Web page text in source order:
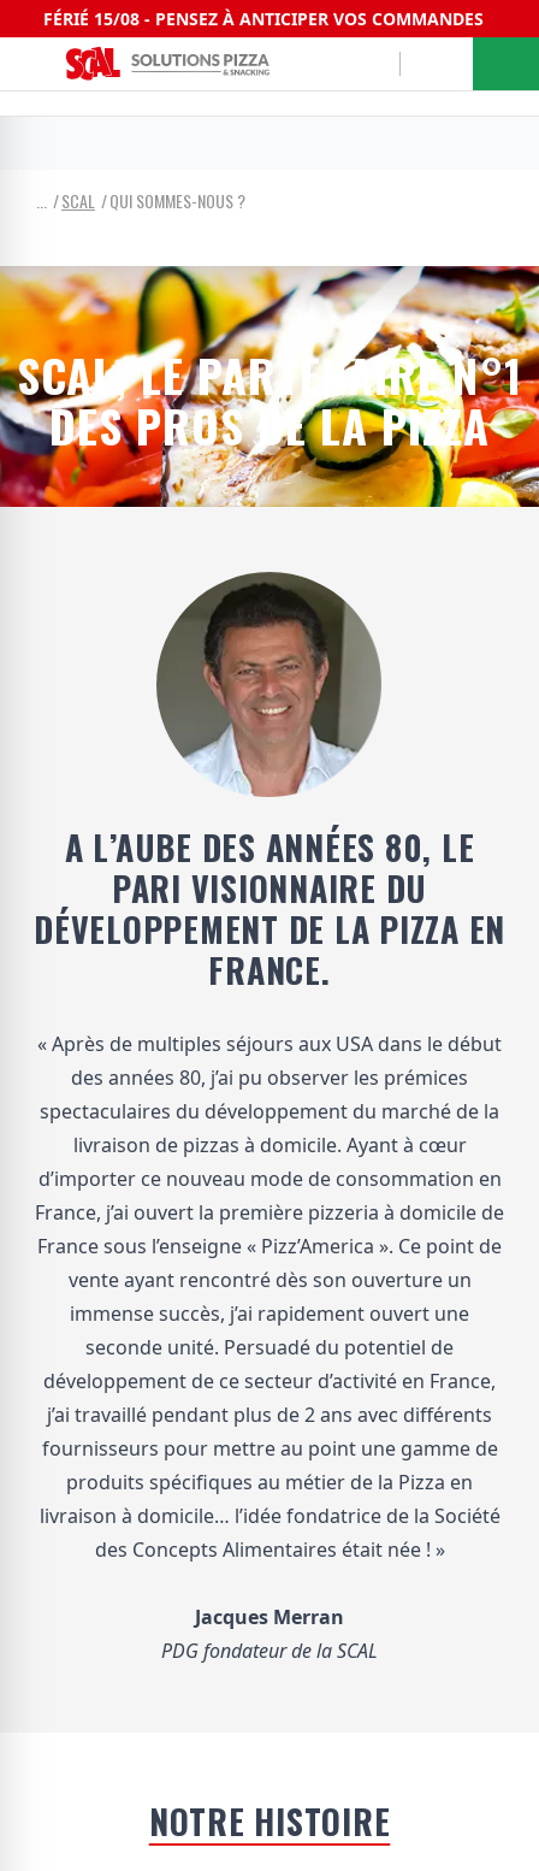
FÉRIÉ 15/08 - PENSEZ À ANTICIPER VOS COMMANDES
SCAL QUI SOMMES-NOUS ?
SCAL, LE PARTENAIRE N°1
DES PROS DE LA PIZZA
A L’AUBE DES ANNÉES 80, LE
PARI VISIONNAIRE DU
DÉVELOPPEMENT DE LA PIZZA EN
FRANCE.
« Après de multiples séjours aux USA dans le début
des années 80, j’ai pu observer les prémices
spectaculaires du développement du marché de la
livraison de pizzas à domicile. Ayant à cœur
d’importer ce nouveau mode de consommation en
France, j’ai ouvert la première pizzeria à domicile de
France sous l’enseigne « Pizz’America ». Ce point de
vente ayant rencontré dès son ouverture un
immense succès, j’ai rapidement ouvert une
seconde unité. Persuadé du potentiel de
développement de ce secteur d’activité en France,
j’ai travaillé pendant plus de 2 ans avec différents
fournisseurs pour mettre au point une gamme de
produits spécifiques au métier de la Pizza en
livraison à domicile… l’idée fondatrice de la Société
des Concepts Alimentaires était née ! »
Jacques Merran
PDG fondateur de la SCAL
NOTRE HISTOIRE